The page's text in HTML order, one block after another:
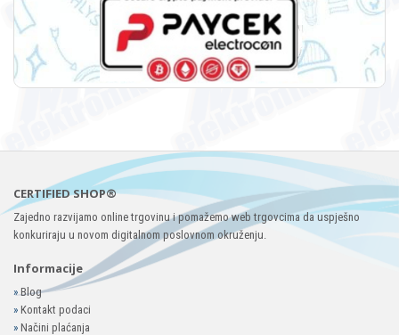
CERTIFIED SHOP®
Zajedno razvijamo online trgovinu i pomažemo web trgovcima da uspješno
konkuriraju u novom digitalnom poslovnom okruženju.
Informacije
»Blog
» Kontakt podaci
» Načini plaćanja